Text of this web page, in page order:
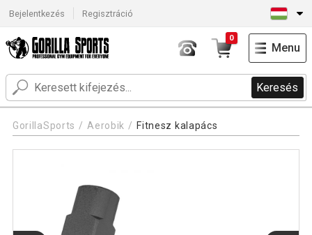
Bejelentkezés Regisztráció
Keresés
0
Menu
GorillaSports Aerobik Fitnesz kalapács